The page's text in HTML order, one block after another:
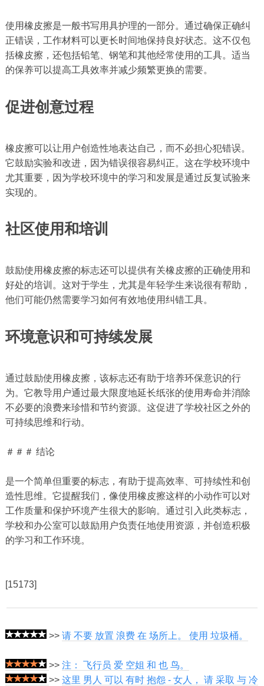
使用橡皮擦是一般书写用具护理的一部分。通过确保正确纠
正错误，工作材料可以更长时间地保持良好状态。这不仅包
括橡皮擦，还包括铅笔、钢笔和其他经常使用的工具。适当
的保养可以提高工具效率并减少频繁更换的需要。
促进创意过程
橡皮擦可以让用户创造性地表达自己，而不必担心犯错误。
它鼓励实验和改进，因为错误很容易纠正。这在学校环境中
尤其重要，因为学校环境中的学习和发展是通过反复试验来
实现的。
社区使用和培训
鼓励使用橡皮擦的标志还可以提供有关橡皮擦的正确使用和
好处的培训。这对于学生，尤其是年轻学生来说很有帮助，
他们可能仍然需要学习如何有效地使用纠错工具。
环境意识和可持续发展
通过鼓励使用橡皮擦，该标志还有助于培养环保意识的行
为。它教导用户通过最大限度地延长纸张的使用寿命并消除
不必要的浪费来珍惜和节约资源。这促进了学校社区之外的
可持续思维和行动。
＃＃＃ 结论
是一个简单但重要的标志，有助于提高效率、可持续性和创
造性思维。它提醒我们，像使用橡皮擦这样的小动作可以对
工作质量和保护环境产生很大的影响。通过引入此类标志，
学校和办公室可以鼓励用户负责任地使用资源，并创造积极
的学习和工作环境。
[15173]
>> 请 不要 放置 浪费 在 场所上。 使用 垃圾桶。
>> 注： 飞行员 爱 空姐 和 也 鸟。
>> 这里 男人 可以 有时 抱怨 - 女人， 请 采取 与 冷